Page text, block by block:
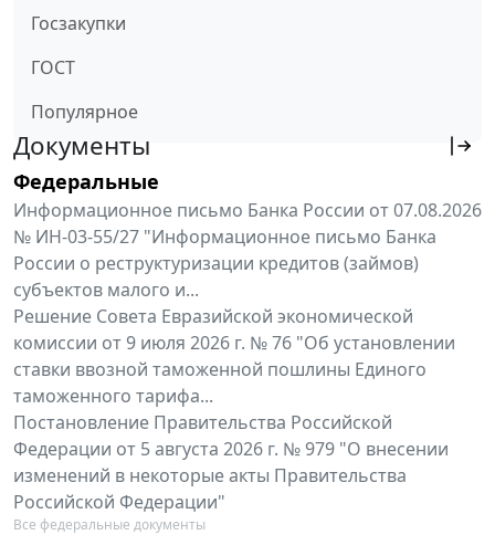
Госзакупки
ГОСТ
Популярное
Документы
Федеральные
Информационное письмо Банка России от 07.08.2026
№ ИН-03-55/27 "Информационное письмо Банка
России о реструктуризации кредитов (займов)
субъектов малого и...
Решение Совета Евразийской экономической
комиссии от 9 июля 2026 г. № 76 "Об установлении
ставки ввозной таможенной пошлины Единого
таможенного тарифа...
Постановление Правительства Российской
Федерации от 5 августа 2026 г. № 979 "О внесении
изменений в некоторые акты Правительства
Российской Федерации"
Все федеральные документы